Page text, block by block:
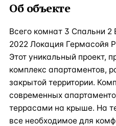
Об объекте
Всего комнат 3 Спальни 2
2022 Локация Гермасойя
Этот уникальный проект,
комплекс апартаментов,
закрытой территории.
современных
террасами на крыше. На
все необходимое для